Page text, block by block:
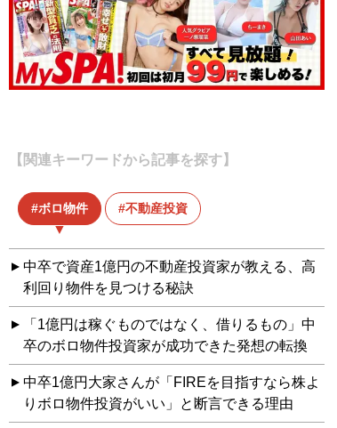
【関連キーワードから記事を探す】
ボロ物件 不動産投資
中卒で資産1億円の不動産投資家が教える、高
利回り物件を見つける秘訣
「1億円は稼ぐものではなく、借りるもの」中
卒のボロ物件投資家が成功できた発想の転換
中卒1億円大家さんが「FIREを目指すなら株よ
りボロ物件投資がいい」と断言できる理由